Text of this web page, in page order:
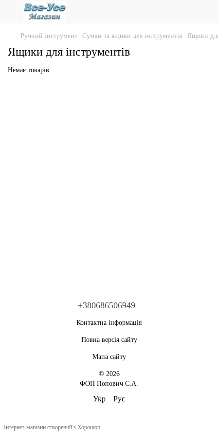
Ручний інструмент Сумки та ящики для інструментів Ящики
Ящики для інструментів
Немає товарів
+380686506949
Контактна інформація
Повна версія сайту
Мапа сайту
© 2026
ФОП Попович С.А.
Укр Рус
Інтернет-магазин створений з Хорошоп